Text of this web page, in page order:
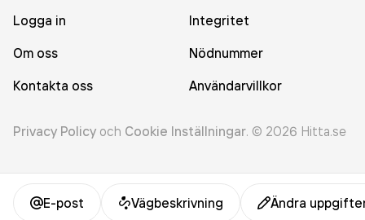
E-post Vägbeskrivning Ändra
Logga in
Integritet
Om oss
Nödnummer
Kontakta oss
Användarvillkor
Privacy Policy och Cookie Inställningar. © 2026 Hitta.se